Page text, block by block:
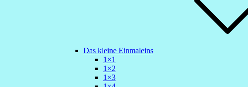
Das kleine Einmaleins
1×1
1×2
1×3